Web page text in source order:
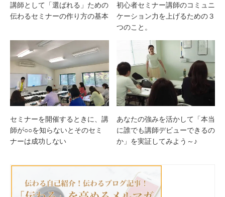
講師として「選ばれる」ための
伝わるセミナーの作り方の基本
初心者セミナー講師のコミュニ
ケーション力を上げるための３
つのこと。
セミナーを開催するときに、講
師が○○を知らないとそのセミ
ナーは成功しない
あなたの強みを活かして「本当
に誰でも講師デビューできるの
か」を実証してみよう～♪